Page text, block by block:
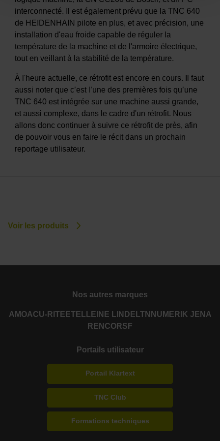
interconnecté. Il est également prévu que la TNC 640
de HEIDENHAIN pilote en plus, et avec précision, une
installation d'eau froide capable de réguler la
température de la machine et de l'armoire électrique,
tout en veillant à la stabilité de la température.
À l'heure actuelle, ce rétrofit est encore en cours. Il faut
aussi noter que c’est l’une des premières fois qu’une
TNC 640 est intégrée sur une machine aussi grande,
et aussi complexe, dans le cadre d'un rétrofit. Nous
allons donc continuer à suivre ce rétrofit de près, afin
de pouvoir vous en faire le récit dans un prochain
reportage utilisateur.
Voir les produits
Nos autres marques
AMOACU-RITE ETEL LEINE LINDE LTN NUMERIK JENA
RENCORSF
Portails utilisateur
Portail Klartext
TNC Club
Formations techniques